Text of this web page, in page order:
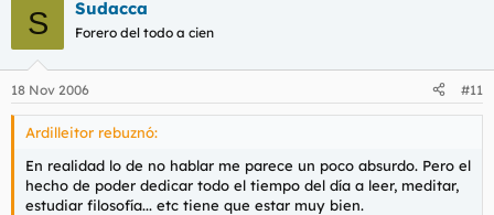
zurbaranes junto a otros cuadros de los mejores pintores
españoles de todos los tiempos).
Me fascinan los tiempos en los que muchos hombres y mujeres
sintieron una atracción irresistible por la vida monástica. Hoy
esa vocación nos parece absolutamente anacrónica o
disparatada, pero no me extrañaría que muy pronto
comienzara un retorno al gusto por la vida monástica.
S Sudacca
Forero del todo a cien
18 Nov 2006 #11
Ardilleitor rebuznó:
En realidad lo de no hablar me parece un poco absurdo. Pero el
hecho de poder dedicar todo el tiempo del día a leer, meditar,
estudiar filosofía... etc tiene que estar muy bien.